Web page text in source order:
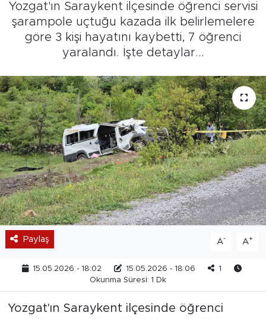
Yozgat'ın Saraykent ilçesinde öğrenci servisi
şarampole uçtuğu kazada ilk belirlemelere
göre 3 kişi hayatını kaybetti, 7 öğrenci
yaralandı. İşte detaylar...
Paylaş A- A+
15.05.2026 - 18:02 15.05.2026 - 18:06
1
Okunma Süresi: 1 Dk
Yozgat'ın Saraykent ilçesinde öğrenci
Haber Arşivi